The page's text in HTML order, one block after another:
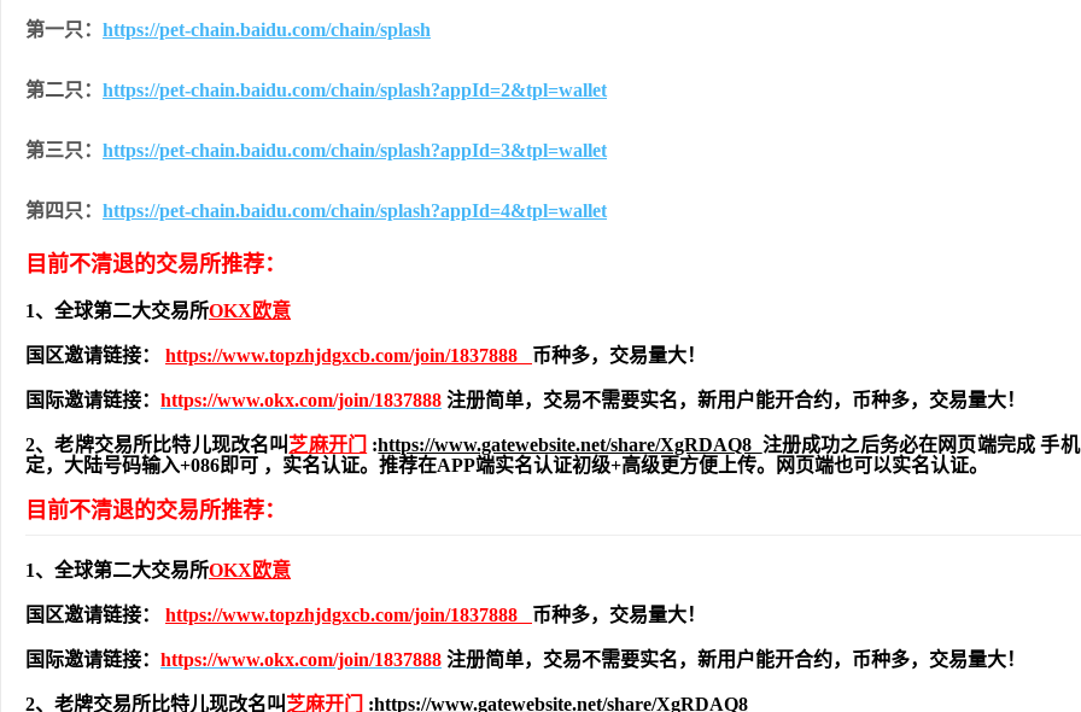
第一只： https://pet-chain.baidu.com/chain/splash
第二只： https://pet-chain.baidu.com/chain/splash?appId=2&tpl=wallet
第三只： https://pet-chain.baidu.com/chain/splash?appId=3&tpl=wallet
第四只： https://pet-chain.baidu.com/chain/splash?appId=4&tpl=wallet
目前不清退的交易所推荐：
1、全球第二大交易所OKX欧意
国区邀请链接： https://www.topzhjdgxcb.com/join/1837888 币种多，交易量大！
国际邀请链接： https://www.okx.com/join/1837888 注册简单，交易不需要实名，新用户能开合约， 币种多，交易量大！
2、老牌交易所比特儿现改名叫 芝麻开门 :https://www.gatewebsite.net/share/XgRDAQ8 注册成功之后务必在网页端完成 手
定，大陆号码输入+086即可 ，实名认证。推荐在APP端实名认证初级+高级更方便上传。网页端也可以实名认证。
目前不清退的交易所推荐：
1、全球第二大交易所OKX欧意
国区邀请链接： https://www.topzhjdgxcb.com/join/1837888 币种多，交易量大！
国际邀请链接： https://www.okx.com/join/1837888 注册简单，交易不需要实名，新用户能开合约， 币种多，交易量大！
2、老牌交易所比特儿现改名叫 芝麻开门 :https://www.gatewebsite.net/share/XgRDAQ8